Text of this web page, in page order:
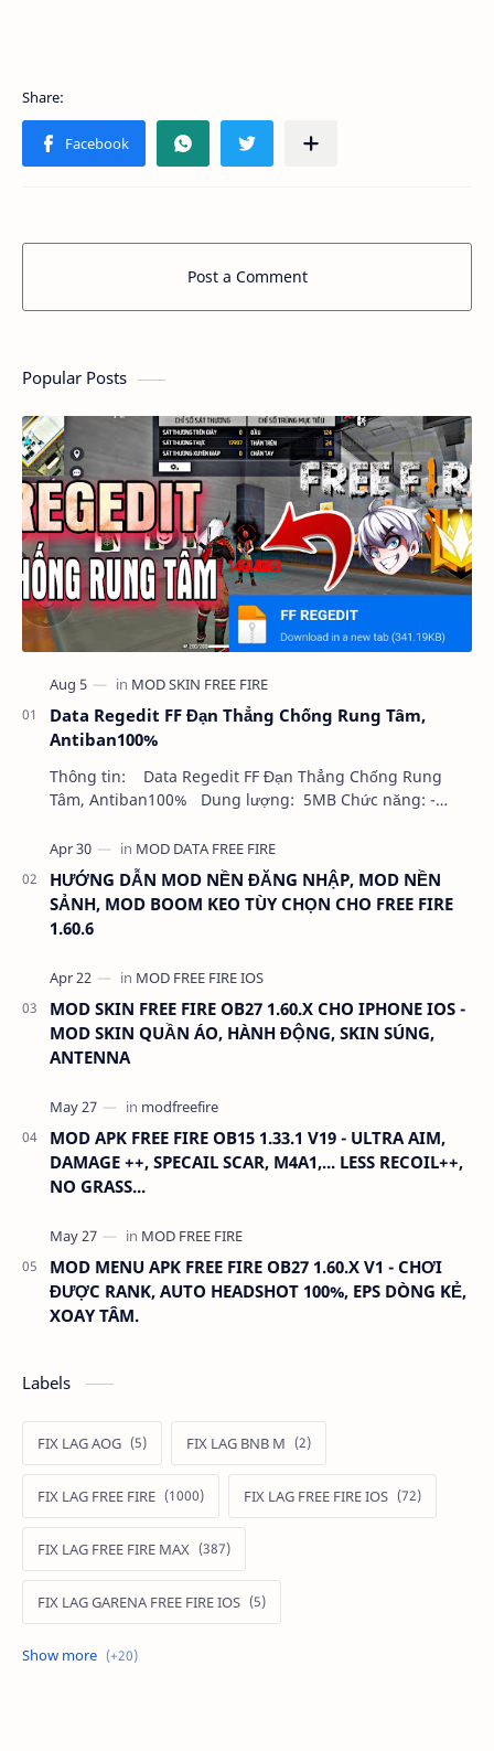
Post a Comment
Popular Posts
Data Regedit FF Đạn Thẳng Chống Rung Tâm,
Antiban100%
Thông tin: Data Regedit FF Đạn Thẳng Chống Rung
Tâm, Antiban100% Dung lượng: 5MB Chức năng: -
HƯỚNG DẪN MOD NỀN ĐĂNG NHẬP, MOD NỀN
SẢNH, MOD BOOM KEO TÙY CHỌN CHO FREE FIRE
1.60.6
MOD SKIN FREE FIRE OB27 1.60.X CHO IPHONE IOS -
MOD SKIN QUẦN ÁO, HÀNH ĐỘNG, SKIN SÚNG,
ANTENNA
MOD APK FREE FIRE OB15 1.33.1 V19 - ULTRA AIM,
DAMAGE ++, SPECAIL SCAR, M4A1,... LESS RECOIL++,
NO GRASS...
MOD MENU APK FREE FIRE OB27 1.60.X V1 - CHƠI
ĐƯỢC RANK, AUTO HEADSHOT 100%, EPS DÒNG KẺ,
XOAY TÂM.
Labels
FIX LAG AOG FIX LAG BNB M
FIX LAG FREE FIRE FIX LAG FREE FIRE IOS
FIX LAG FREE FIRE MAX
FIX LAG GARENA FREE FIRE IOS
FIX LAG LIÊN QUÂN MOBILE